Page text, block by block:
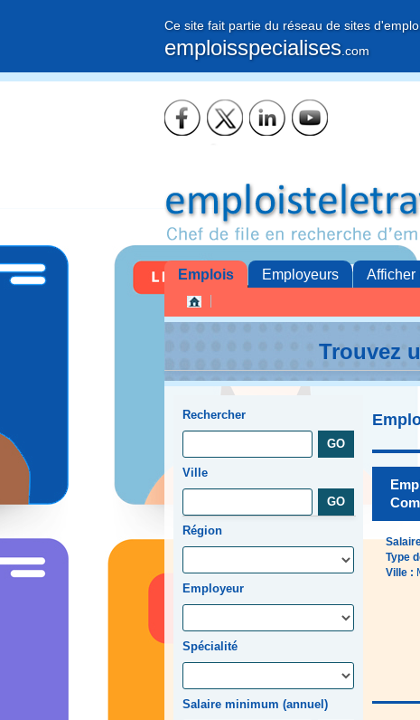
Ce site fait partie du réseau de sites
emploisspecialises .com
Emplois Employeurs Afficher
Trouvez
Rechercher
Ville
Région
Employeur
Spécialité
Salaire minimum (annuel)
Type
Ville :